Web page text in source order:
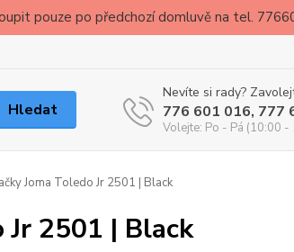
pouze po předchozí domluvě na tel.
Hledat
Nevíte si rady?
776 601 016, 777
Volejte: Po - Pá (10:00 -
Joma Toledo Jr 2501 | Black
Jr 2501 | Black